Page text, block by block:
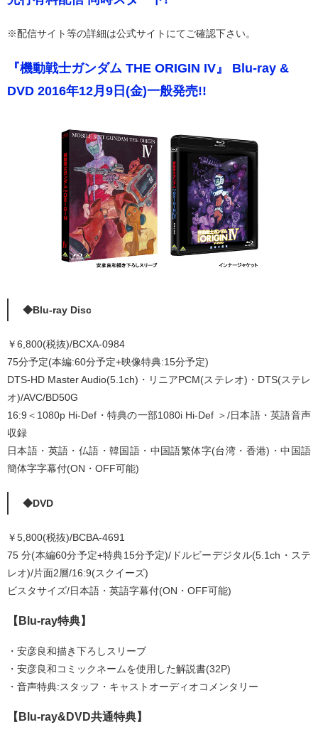
※配信サイト等の詳細は公式サイトにてご確認下さい。
『機動戦士ガンダム THE ORIGIN IV』 Blu-ray &
DVD 2016年12月9日(金)一般発売!!
◆Blu-ray Disc
￥6,800(税抜)/BCXA-0984
75分予定(本編:60分予定+映像特典:15分予定)
DTS-HD Master Audio(5.1ch)・リニアPCM(ステレオ)・DTS(ステレ
オ)/AVC/BD50G
16:9＜1080p Hi-Def・特典の一部1080i Hi-Def ＞/日本語・英語音声
収録
日本語・英語・仏語・韓国語・中国語繁体字(台湾・香港)・中国語
簡体字字幕付(ON・OFF可能)
◆DVD
￥5,800(税抜)/BCBA-4691
75 分(本編60分予定+特典15分予定)/ドルビーデジタル(5.1ch・ステ
レオ)/片面2層/16:9(スクイーズ)
ビスタサイズ/日本語・英語字幕付(ON・OFF可能)
【Blu-ray特典】
・安彦良和描き下ろしスリーブ
・安彦良和コミックネームを使用した解説書(32P)
・音声特典:スタッフ・キャストオーディオコメンタリー
【Blu-ray&DVD共通特典】